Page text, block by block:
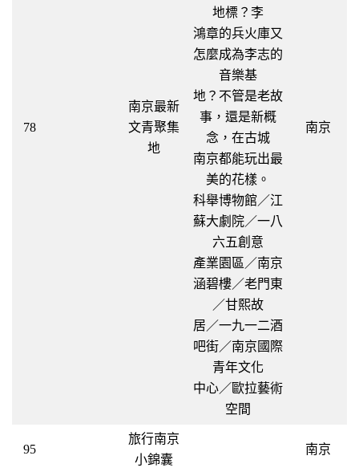
78
南京最新
文青聚集
地
地標？李
鴻章的兵火庫又
怎麼成為李志的
音樂基
地？不管是老故
事，還是新概
念，在古城
南京都能玩出最
美的花樣。
科舉博物館／江
蘇大劇院／一八
六五創意
產業園區／南京
涵碧樓／老門東
／甘熙故
居／一九一二酒
吧街／南京國際
青年文化
中心／歐拉藝術
空間
南京
95
旅行南京
小錦囊
南京